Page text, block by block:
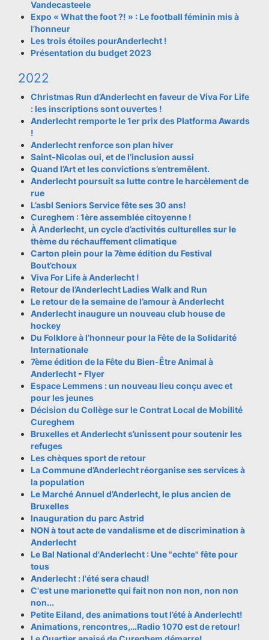
Vandecasteele
Expo « What the foot ?! » : Le football féminin mis à
l’honneur
Les trois étoiles pourAnderlecht !
Présentation du budget 2023
2022
Christmas Run d’Anderlecht en faveur de Viva For Life
: les inscriptions sont ouvertes !
Anderlecht remporte le 1er prix des Platforma Awards
!
Anderlecht renforce son plan hiver
Saint-Nicolas oui, et de l’inclusion aussi
Quand l’Art et les convictions s’entremêlent.
Anderlecht poursuit sa lutte contre le harcèlement de
rue
L’asbl Seniors Service fête ses 30 ans!
Cureghem : 1ère assemblée citoyenne !
À Anderlecht, un cycle d’activités culturelles sur le
thème du réchauffement climatique
Carton plein pour la 7ème édition du Festival
Bout’choux
Viva For Life à Anderlecht !
Retour de l’Anderlecht Ladies Walk and Run
Le retour de la semaine de l’amour à Anderlecht
Anderlecht inaugure un nouveau club house de
hockey
Du Folklore à l’honneur pour la Fête de la Solidarité
Internationale
7ème édition de la Fête du Bien-Être Animal à
Anderlecht - Flyer
Espace Lemmens : un nouveau lieu conçu avec et
pour les jeunes
Décision du Collège sur le Contrat Local de Mobilité
Cureghem
Bruxelles et Anderlecht s’unissent pour soutenir les
refuges
Les chèques sport de retour
La Commune d’Anderlecht réorganise ses services à
la population
Le Marché Annuel d’Anderlecht, le plus ancien de
Bruxelles
Inauguration du parc Astrid
NON à tout acte de vandalisme et de discrimination à
Anderlecht
Le Bal National d'Anderlecht : Une "echte" fête pour
tous
Anderlecht : l'été sera chaud!
C'est une marionette qui fait non non non, non non
non...
Petite Eiland, des animations tout l’été à Anderlecht!
Animations, rencontres,…Radio 1070 est de retour!